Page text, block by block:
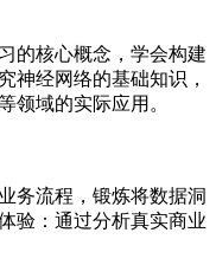
的核心概念，学会构建
神经网络的基础知识，
领域的实际应用。
务流程，锻炼将数据洞
验：通过分析真实商业